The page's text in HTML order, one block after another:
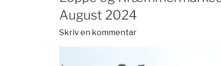
August 2024
Skriv en kommentar